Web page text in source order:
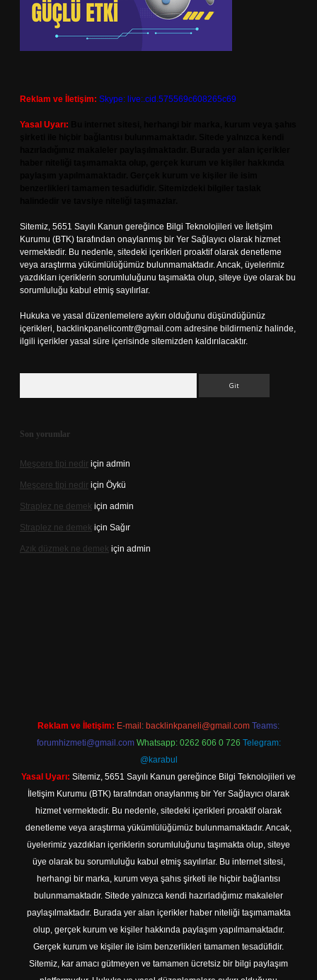
Reklam ve İletişim: Skype: live:.cid.575569c608265c69
Yasal Uyarı:
Sitemiz, 5651 Sayılı Kanun gereğince Bilgi Teknolojileri ve İletişim
Kurumu (BTK) tarafından onaylanmış bir Yer Sağlayıcı olarak hizmet
vermektedir. Bu nedenle, sitedeki içerikleri proaktif olarak denetleme
veya araştırma yükümlülüğümüz bulunmamaktadır. Ancak, üyelerimiz
yazdıkları içeriklerin sorumluluğunu taşımakta olup, siteye üye olarak bu
sorumluluğu kabul etmiş sayılırlar.
Hukuka ve yasal düzenlemelere aykırı olduğunu düşündüğünüz
içerikleri, backlinkpanelicomtr@gmail.com adresine bildirmeniz halinde,
ilgili içerikler yasal süre içerisinde sitemizden kaldırılacaktır.
Son yorumlar
Meşcere tipi nedir için admin
Meşcere tipi nedir için Öykü
Straplez ne demek için admin
Straplez ne demek için Sağır
Azık düzmek ne demek için admin
Reklam ve İletişim: E-mail: backlinkpaneli@gmail.com Teams:
forumhizmeti@gmail.com Whatsapp: 0262 606 0 726 Telegram:
@karabul
Yasal Uyarı: Sitemiz, 5651 Sayılı Kanun gereğince Bilgi Teknolojileri ve
İletişim Kurumu (BTK) tarafından onaylanmış bir Yer Sağlayıcı olarak
hizmet vermektedir. Bu nedenle, sitedeki içerikleri proaktif olarak
denetleme veya araştırma yükümlülüğümüz bulunmamaktadır. Ancak,
üyelerimiz yazdıkları içeriklerin sorumluluğunu taşımakta olup, siteye
üye olarak bu sorumluluğu kabul etmiş sayılırlar. Bu internet sitesi,
herhangi bir marka, kurum veya şahıs şirketi ile hiçbir bağlantısı
bulunmamaktadır. Sitede yalnızca kendi hazırladığımız makaleler
paylaşılmaktadır. Burada yer alan içerikler haber niteliği taşımamakta
olup, gerçek kurum ve kişiler hakkında paylaşım yapılmamaktadır.
Gerçek kurum ve kişiler ile isim benzerlikleri tamamen tesadüfidir.
Sitemiz, kar amacı gütmeyen ve tamamen ücretsiz bir bilgi paylaşım